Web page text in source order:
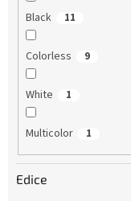
Black 11
Colorless 9
White 1
Multicolor 1
Edice